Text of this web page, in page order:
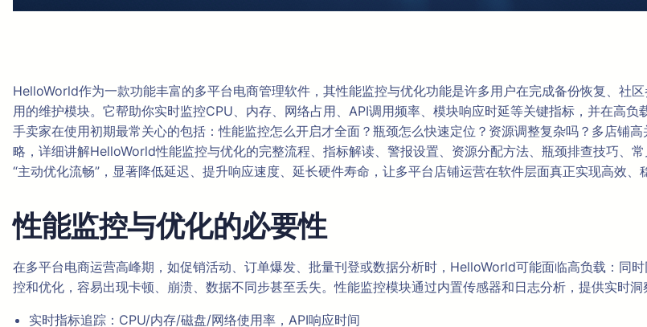
HelloWorld作为一款功能丰富的多平台电商管理软件，其性能监控与优化功能是许多用户在完成备份恢复、社
用的维护模块。它帮助你实时监控CPU、内存、网络占用、API调用频率、模块响应时延等关键指标，并在高
手卖家在使用初期最常关心的包括：性能监控怎么开启才全面？瓶颈怎么快速定位？资源调整复杂吗？多店铺
略，详细讲解HelloWorld性能监控与优化的完整流程、指标解读、警报设置、资源分配方法、瓶颈排查技巧、
“主动优化流畅”，显著降低延迟、提升响应速度、延长硬件寿命，让多平台店铺运营在软件层面真正实现高效、
性能监控与优化的必要性
在多平台电商运营高峰期，如促销活动、订单爆发、批量刊登或数据分析时，HelloWorld可能面临高负载：同
控和优化，容易出现卡顿、崩溃、数据不同步甚至丢失。性能监控模块通过内置传感器和日志分析，提供实时洞
实时指标追踪：CPU/内存/磁盘/网络使用率，API响应时间